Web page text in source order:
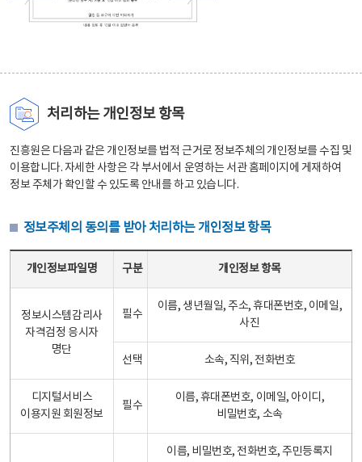
처리하는 개인정보 항목
진흥원은 다음과 같은 개인정보를 법적 근거로 정보주체의 개인정보를 수집 및
이용합니다. 자세한 사항은 각 부서에서 운영하는 서관 홈페이지에 게재하여
정보 주체가 확인할 수 있도록 안내를 하고 있습니다.
정보주체의 동의를 받아 처리하는 개인정보 항목
개인정보파일명 구분 개인정보 항목
정보시스템감리사
자격검정 응시자
명단
필수
이름, 생년월일, 주소, 휴대폰번호, 이메일,
사진
선택 소속, 직위, 전화번호
디지털서비스
이용지원 회원정보
필수
이름, 휴대폰번호, 이메일, 아이디,
비밀번호, 소속
이름, 비밀번호, 전화번호, 주민등록지